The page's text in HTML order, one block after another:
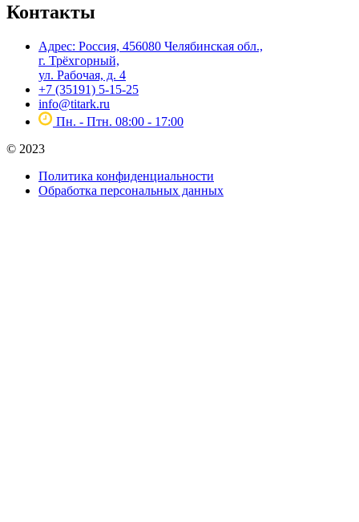
Контакты
Адрес: Россия, 456080 Челябинская обл.,
г. Трёхгорный,
ул. Рабочая, д. 4
+7 (35191) 5-15-25
info@titark.ru
Пн. - Птн. 08:00 - 17:00
© 2023
Политика конфиденциальности
Обработка персональных данных